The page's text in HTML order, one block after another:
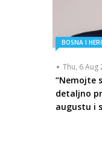
BOSNA I
Thu, 6 Aug
“Nemojte
detaljno
augustu i